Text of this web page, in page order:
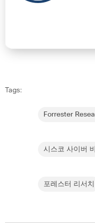
Tags:
Forrester
시스코 사이버
포레스터 리서치